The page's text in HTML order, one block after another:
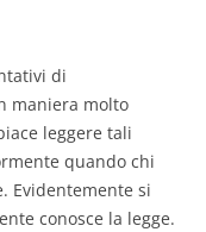
di
maniera molto
leggere tali
quando chi
Evidentemente si
conosce la legge.